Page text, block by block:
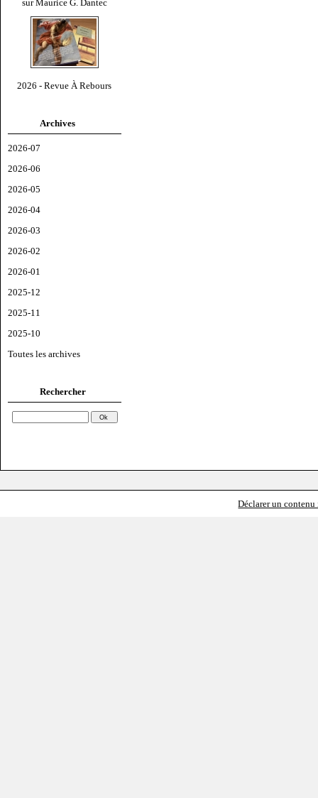
sur Maurice G. Dantec
2026 - Revue À Rebours
Archives
2026-07
2026-06
2026-05
2026-04
2026-03
2026-02
2026-01
2025-12
2025-11
2025-10
Toutes les archives
Rechercher
Déclarer un